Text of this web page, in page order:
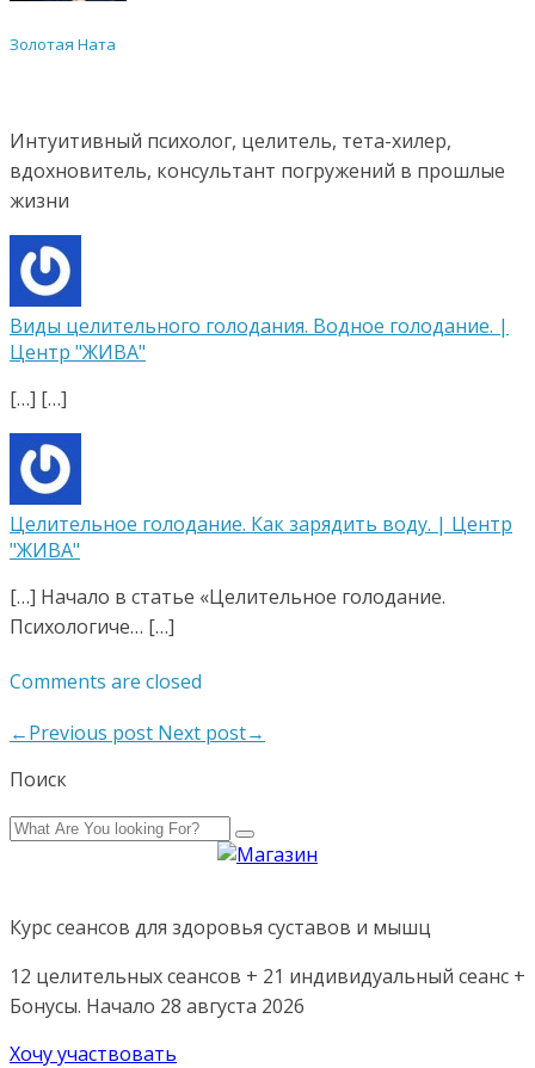
Золотая Ната
Интуитивный психолог, целитель, тета-хилер,
вдохновитель, консультант погружений в прошлые
жизни
Виды целительного голодания. Водное голодание. |
Центр "ЖИВА"
[…] […]
Целительное голодание. Как зарядить воду. | Центр
"ЖИВА"
[…] Начало в статье «Целительное голодание.
Психологиче… […]
Comments are closed
←Previous post Next post→
Поиск
Курс сеансов для здоровья суставов и мышц
12 целительных сеансов + 21 индивидуальный сеанс +
Бонусы. Начало 28 августа 2026
Хочу участвовать